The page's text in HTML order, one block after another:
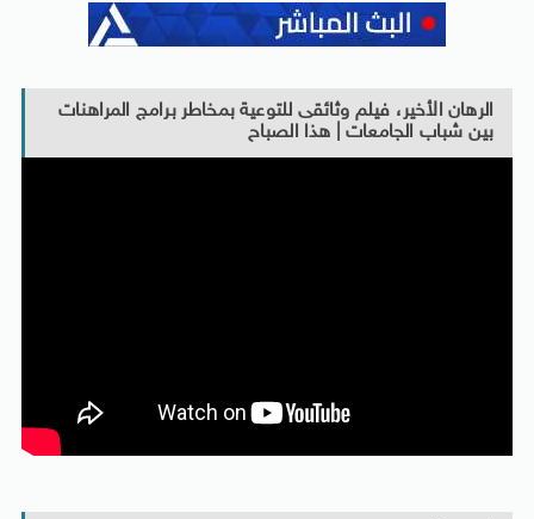
الرهان الأخير، فيلم وثائقى للتوعية بمخاطر برامج المراهنات
بين شباب الجامعات | هذا الصباح